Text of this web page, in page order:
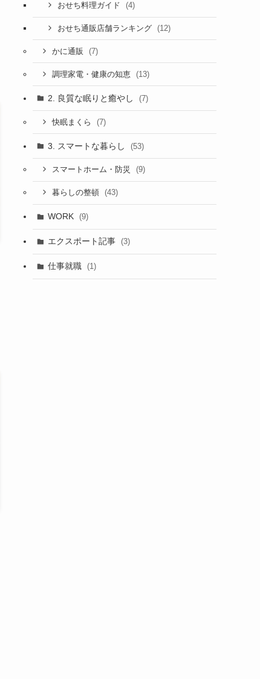
おせち料理ガイド (4)
おせち通販店舗ランキング (12)
かに通販 (7)
調理家電・健康の知恵 (13)
2. 良質な眠りと癒やし (7)
快眠まくら (7)
3. スマートな暮らし (53)
スマートホーム・防災 (9)
暮らしの整頓 (43)
WORK (9)
エクスポート記事 (3)
仕事就職 (1)